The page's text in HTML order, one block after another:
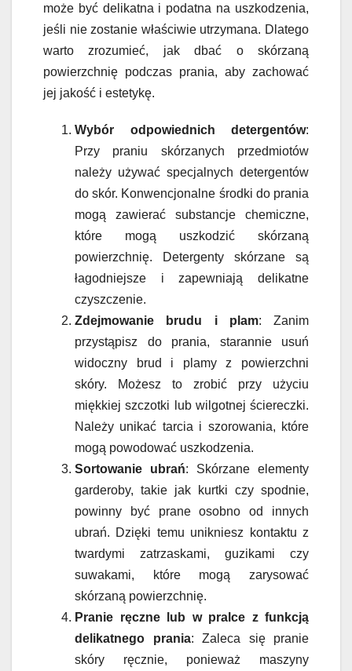
może być delikatna i podatna na uszkodzenia,
jeśli nie zostanie właściwie utrzymana. Dlatego
warto zrozumieć, jak dbać o skórzaną
powierzchnię podczas prania, aby zachować
jej jakość i estetykę.
Wybór odpowiednich detergentów:
Przy praniu skórzanych przedmiotów
należy używać specjalnych detergentów
do skór. Konwencjonalne środki do prania
mogą zawierać substancje chemiczne,
które mogą uszkodzić skórzaną
powierzchnię. Detergenty skórzane są
łagodniejsze i zapewniają delikatne
czyszczenie.
Zdejmowanie brudu i plam: Zanim
przystąpisz do prania, starannie usuń
widoczny brud i plamy z powierzchni
skóry. Możesz to zrobić przy użyciu
miękkiej szczotki lub wilgotnej ściereczki.
Należy unikać tarcia i szorowania, które
mogą powodować uszkodzenia.
Sortowanie ubrań: Skórzane elementy
garderoby, takie jak kurtki czy spodnie,
powinny być prane osobno od innych
ubrań. Dzięki temu unikniesz kontaktu z
twardymi zatrzaskami, guzikami czy
suwakami, które mogą zarysować
skórzaną powierzchnię.
Pranie ręczne lub w pralce z funkcją
delikatnego prania: Zaleca się pranie
skóry ręcznie, ponieważ maszyny